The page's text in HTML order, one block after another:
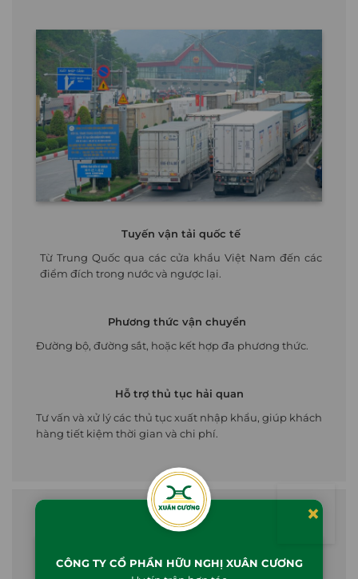
Tuyến vận tải quốc tế
Từ Trung Quốc qua các cửa khẩu Việt Nam đến các
điểm đích trong nước và ngược lại.
Phương thức vận chuyển
Đường bộ, đường sắt, hoặc kết hợp đa phương thức.
Hỗ trợ thủ tục hải quan
Tư vấn và xử lý các thủ tục xuất nhập khẩu, giúp khách
hàng tiết kiệm thời gian và chi phí.
DỊCH VỤ DOOR-TO-DOOR TRỌN GÓI
CÔNG TY CỔ PHẦN HỮU NGHỊ XUÂN CƯƠNG
×